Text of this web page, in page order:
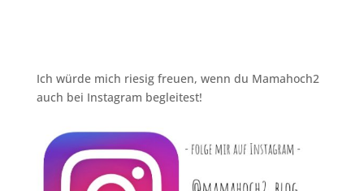
Ich würde mich riesig freuen, wenn du Mamahoch2
auch bei Instagram begleitest!